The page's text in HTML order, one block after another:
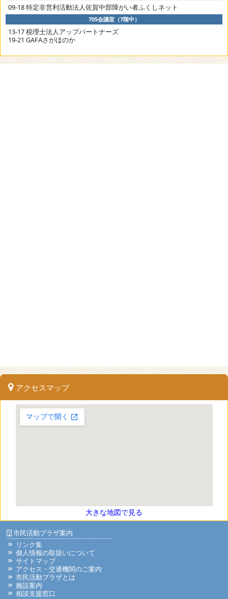
09-18 特定非営利活動法人佐賀中部障がい者ふくしネット
705会議室（7階中）
13-17 税理士法人アップパートナーズ
19-21 GAFAさがほのか
アクセスマップ
大きな地図で見る
市民活動プラザ案内
リンク集
個人情報の取扱いについて
サイトマップ
アクセス・交通機関のご案内
市民活動プラザとは
施設案内
相談支援窓口